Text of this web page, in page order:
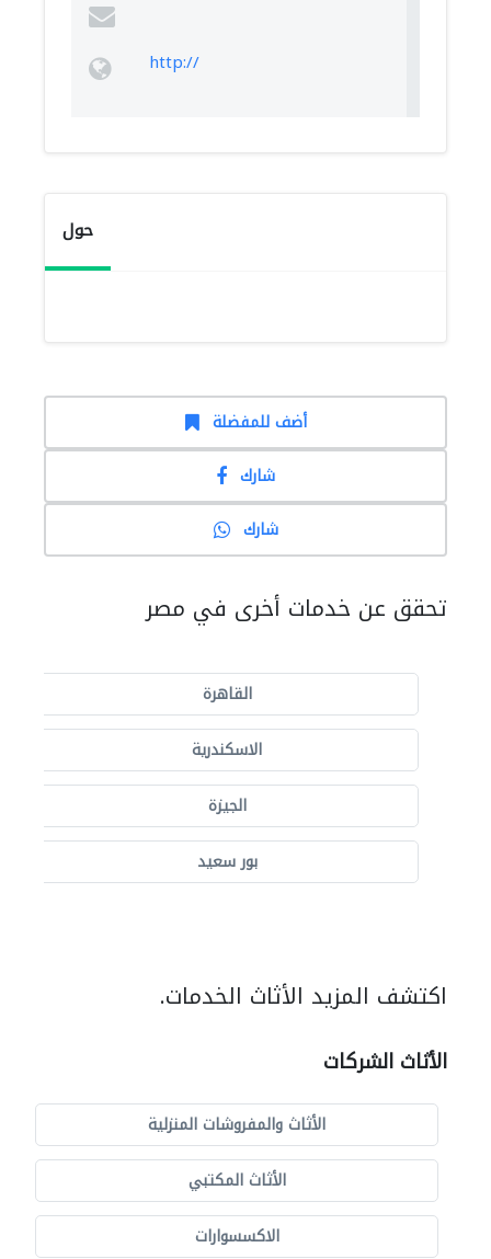
http://
حول
أضف للمفضلة
شارك
شارك
تحقق عن خدمات أخرى في مصر
القاهرة
الاسكندرية
الجيزة
بور سعيد
اكتشف المزيد الأثاث الخدمات.
الأثاث الشركات
الأثاث والمفروشات المنزلية
الأثاث المكتبي
الاكسسوارات